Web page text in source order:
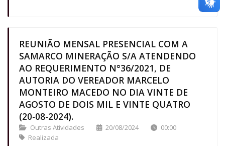
REUNIÃO MENSAL PRESENCIAL COM A
SAMARCO MINERAÇÃO S/A ATENDENDO
AO REQUERIMENTO N°36/2021, DE
AUTORIA DO VEREADOR MARCELO
MONTEIRO MACEDO NO DIA VINTE DE
AGOSTO DE DOIS MIL E VINTE QUATRO
(20-08-2024).
Outras Atividades 20/08/2024
00:00
Realizada